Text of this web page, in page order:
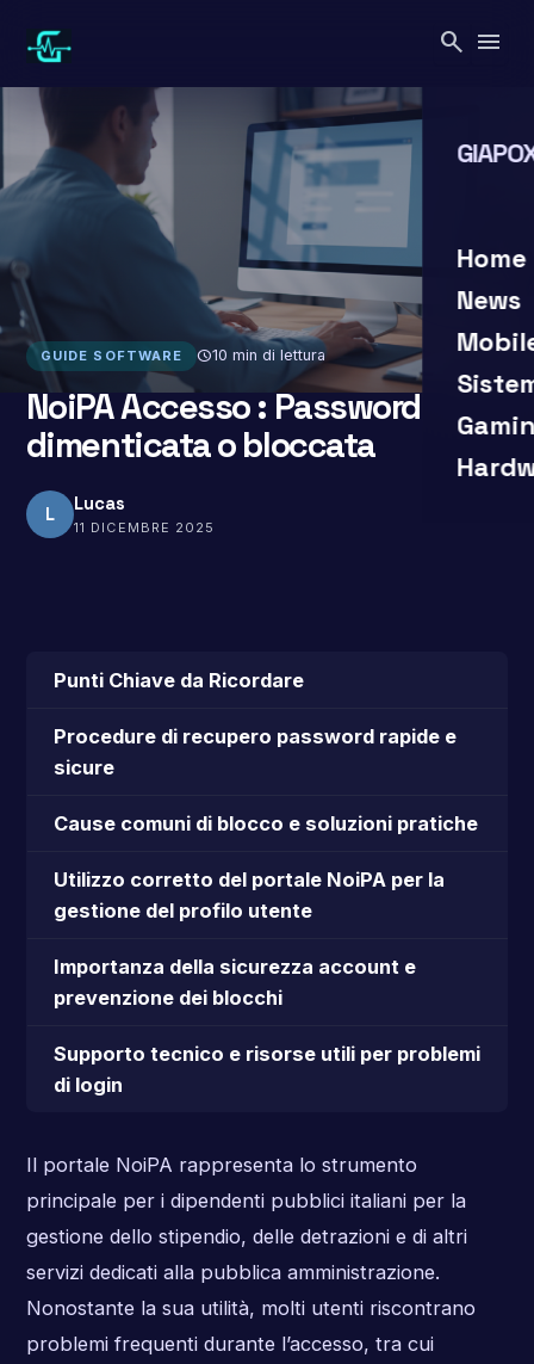
contenuto
search menu
Home
News
search close
GUIDE SOFTWARE schedule10 min di lettura
NoiPA Accesso : Password
dimenticata o bloccata
L Lucas
11 DICEMBRE 2025
Punti Chiave da Ricordare
Procedure di recupero password rapide e
sicure
Cause comuni di blocco e soluzioni pratiche
Utilizzo corretto del portale NoiPA per la
gestione del profilo utente
Importanza della sicurezza account e
prevenzione dei blocchi
Supporto tecnico e risorse utili per problemi
di login
Il portale NoiPA rappresenta lo strumento
principale per i dipendenti pubblici italiani per la
gestione dello stipendio, delle detrazioni e di altri
servizi dedicati alla pubblica amministrazione.
Nonostante la sua utilità, molti utenti riscontrano
problemi frequenti durante l’accesso, tra cui